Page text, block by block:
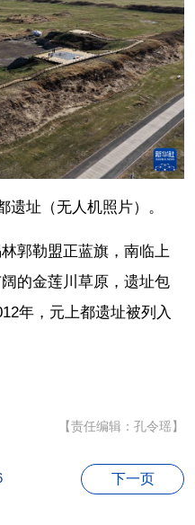
老年
遗址（无人机照片）。
郭勒盟正蓝旗，南临上
的金莲川草原，遗址包
年，元上都遗址被列入
【责任编辑：孔令瑶】
下一页